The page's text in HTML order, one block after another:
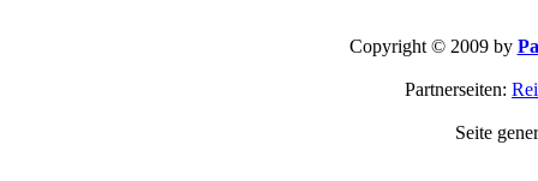
Copyright © 2009 by
Partnerseiten:
Seite